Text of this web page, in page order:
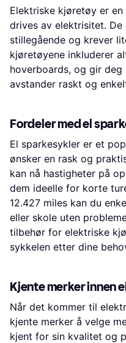
Elektriske kjøretøy er
drives av elektrisitet.
stillegående og krever
kjøretøyene inkluderer
hoverboards, og gir
avstander raskt og
Fordeler med el
El sparkesykler er et
ønsker en rask og
kan nå hastigheter på
dem ideelle for korte
12.427 miles kan du
eller skole uten
tilbehør for elektriske
sykkelen etter dine
Kjente merker innen
Når det kommer til
kjente merker å velge
kjent for sin kvalitet og